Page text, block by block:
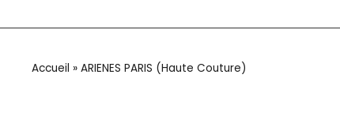
Accueil »ARIENES PARIS (Haute Couture)